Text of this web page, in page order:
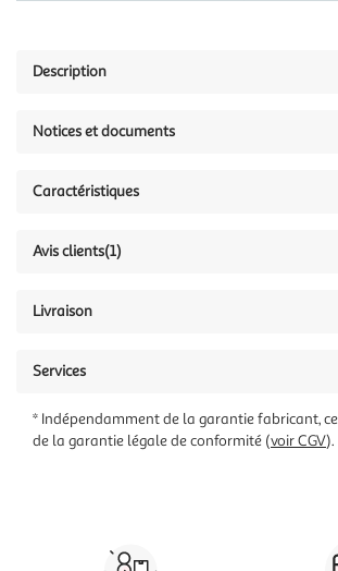
Description
Notices et documents
Caractéristiques
Avis clients(1)
Livraison
Services
* Indépendamment de la garantie fabricant,
de la garantie légale de conformité (voir CGV).